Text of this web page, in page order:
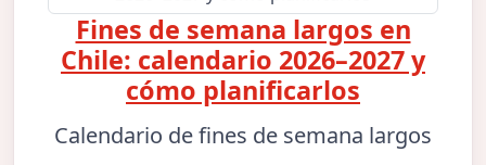
Fines de semana largos en
Chile: calendario 2026–2027 y
cómo planificarlos
Calendario de fines de semana largos